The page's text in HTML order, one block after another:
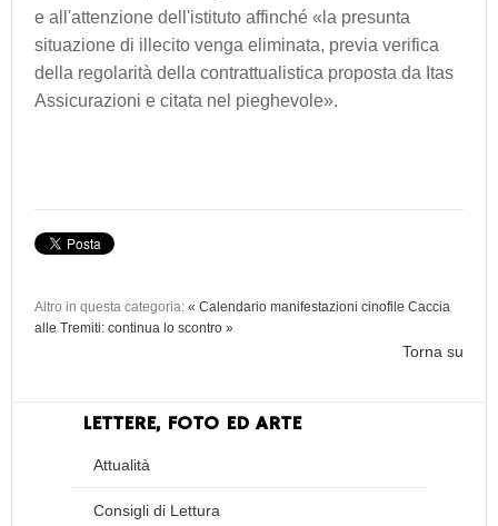
e all'attenzione dell'istituto affinché «la presunta
situazione di illecito venga eliminata, previa verifica
della regolarità della contrattualistica proposta da Itas
Assicurazioni e citata nel pieghevole».
Altro in questa categoria: « Calendario manifestazioni cinofile Caccia
alle Tremiti: continua lo scontro »
Torna su
LETTERE, FOTO ED ARTE
Attualità
Consigli di Lettura